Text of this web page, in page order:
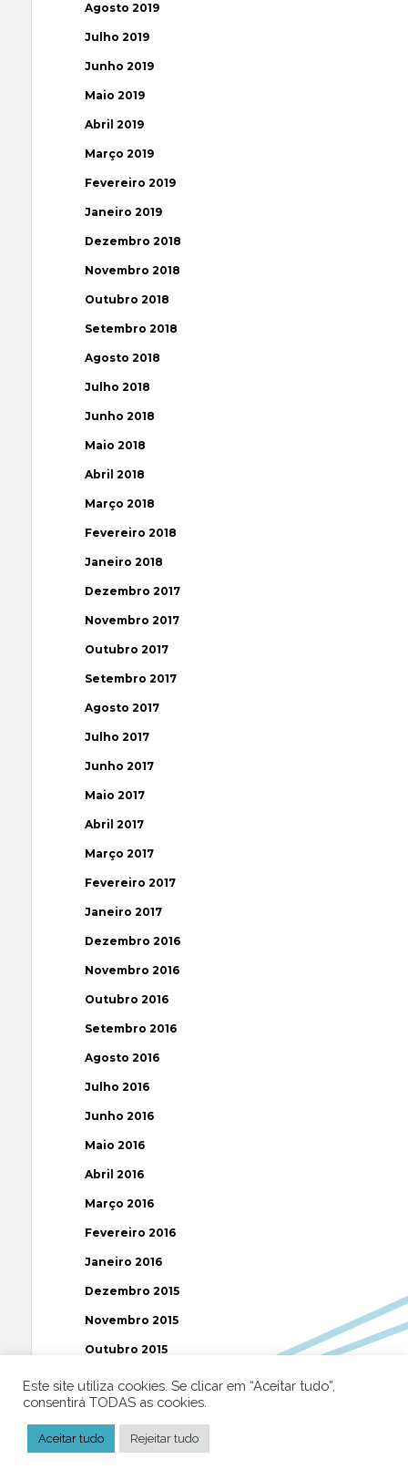
Agosto 2019
Julho 2019
Junho 2019
Maio 2019
Abril 2019
Março 2019
Fevereiro 2019
Janeiro 2019
Dezembro 2018
Novembro 2018
Outubro 2018
Setembro 2018
Agosto 2018
Julho 2018
Junho 2018
Maio 2018
Abril 2018
Março 2018
Fevereiro 2018
Janeiro 2018
Dezembro 2017
Novembro 2017
Outubro 2017
Setembro 2017
Agosto 2017
Julho 2017
Junho 2017
Maio 2017
Abril 2017
Março 2017
Fevereiro 2017
Janeiro 2017
Dezembro 2016
Novembro 2016
Outubro 2016
Setembro 2016
Agosto 2016
Julho 2016
Junho 2016
Maio 2016
Abril 2016
Março 2016
Fevereiro 2016
Janeiro 2016
Dezembro 2015
Novembro 2015
Outubro 2015
Setembro 2015
Agosto 2015
Julho 2015
Este site utiliza cookies. Se clicar em “Aceitar tudo”,
consentirá TODAS as cookies.
Aceitar tudo Rejeitar tudo